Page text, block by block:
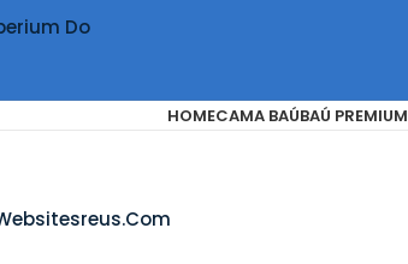
HOMECAMA BAÚBAÚ PREMIUM